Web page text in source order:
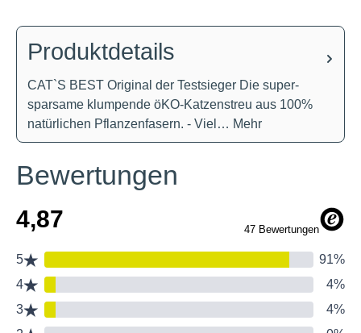
Produktdetails
CAT`S BEST Original der Testsieger Die super-
sparsame klumpende öKO-Katzenstreu aus 100%
natürlichen Pflanzenfasern. - Viel… Mehr
Bewertungen